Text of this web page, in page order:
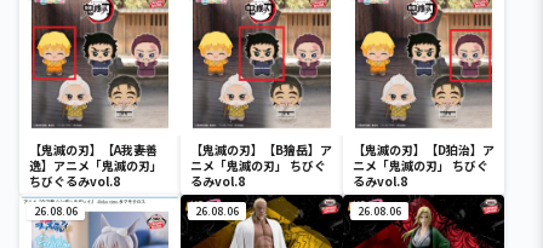
【鬼滅の刃】【A我妻善
逸】アニメ「鬼滅の刃」
ちびぐるみvol.8
【鬼滅の刃】【B獪岳】ア
ニメ「鬼滅の刃」 ちびぐ
るみvol.8
【鬼滅の刃】【D狛治】ア
ニメ「鬼滅の刃」 ちびぐ
るみvol.8
26.08.06 26.08.06 26.08.06